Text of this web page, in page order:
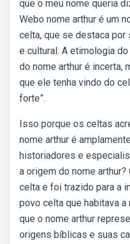
que o meu nome queria
Webo nome arthur é um
celta, que se destaca
e cultural. A etimologia
do nome arthur é incerta,
que ele tenha vindo do
forte”.
Isso porque os celtas
nome arthur é
historiadores e
a origem do nome
celta e foi trazido para a
povo celta que habitava a
que o nome arthur
origens bíblicas e suas